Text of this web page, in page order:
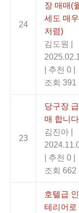
24
장 매매(
세도 매우
저렴)
김도원
추천 0
조회 391
23
당구장 급
매 합니다
김진아
추천 0
조회 662
호텔급 인
테리어로